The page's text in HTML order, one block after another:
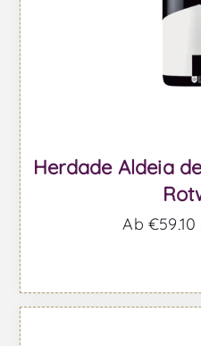
Herdade Aldeia
Ab €59,10